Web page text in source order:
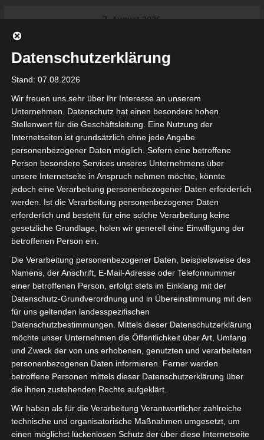
7. August 2026
beginnt am 22. und 23. August
2026 (Update)
Meisterschaft an
Ligue 1 Pro: Spielplan der ersten 15
Spieltage der Saison 2026/2027
Ligue 2 Pro Tunesien 2026/2027 –
Saison beginnt am am 19./20.
September 2026
Internationaler Sportgerichtshof
lehnt Eilverfahren ab – AS Soliman
steuert auf die Ligue 2 zu
tunesienfussball.de
Tunesien Ligafußball
von Google Adsense (Google Ireland Limited, Gordon House, Barrow
Ireland) benötigen wir laut DSGVO Ihre Zustimmung. Es werden seitens
Daten erhoben, verarbeitet und gespeichert. Welche Daten genau
bitte den Datenschutzbedingungen.
Google Adsenseist deaktiviert. ✓ Erlauben Datenschutzbedingungen
Sie befinden sich hier:Startseite»Jeunesse Sportive
Kairouanaise (JSK) – Club Africain Tunis (CA)
16 Dez. 2020
14:00
Meisterschaft Tunesien 2020/21| Spieltag 1
Halbzeit: 1-0
Datenschutzerklärung
Stand: 07.08.2026
Wir freuen uns sehr über Ihr Interesse an unserem
Unternehmen. Datenschutz hat einen besonders hohen
Stellenwert für die Geschäftsleitung. Eine Nutzung der
Internetseiten ist grundsätzlich ohne jede Angabe
personenbezogener Daten möglich. Sofern eine betroffene
Person besondere Services unseres Unternehmens über
unsere Internetseite in Anspruch nehmen möchte, könnte
jedoch eine Verarbeitung personenbezogener Daten erforderlich
werden. Ist die Verarbeitung personenbezogener Daten
erforderlich und besteht für eine solche Verarbeitung keine
gesetzliche Grundlage, holen wir generell eine Einwilligung der
betroffenen Person ein.
Die Verarbeitung personenbezogener Daten, beispielsweise des
Namens, der Anschrift, E-Mail-Adresse oder Telefonnummer
einer betroffenen Person, erfolgt stets im Einklang mit der
Datenschutz-Grundverordnung und in Übereinstimmung mit den
für uns geltenden landesspezifischen
Datenschutzbestimmungen. Mittels dieser Datenschutzerklärung
möchte unser Unternehmen die Öffentlichkeit über Art, Umfang
und Zweck der von uns erhobenen, genutzten und verarbeiteten
personenbezogenen Daten informieren. Ferner werden
betroffene Personen mittels dieser Datenschutzerklärung über
die ihnen zustehenden Rechte aufgeklärt.
Wir haben als für die Verarbeitung Verantwortlicher zahlreiche
technische und organisatorische Maßnahmen umgesetzt, um
einen möglichst lückenlosen Schutz der über diese Internetseite